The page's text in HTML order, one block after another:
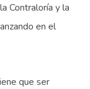
Contraloría y la
en el
que ser